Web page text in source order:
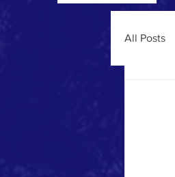
All Posts